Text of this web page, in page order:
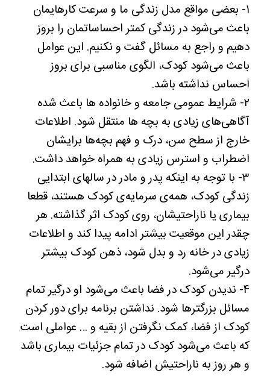
۱- بعضی مواقع مدل زندگی ما و سرعت کارهایمان
باعث می‌شود در زندگی کمتر احساساتمان را بروز
دهیم و راجع به مسائل گفت و نکنیم. این عوامل
باعث می‌شود کودک، الگوی مناسبی برای بروز
احساس نداشته باشد.
۲- شرایط عمومی جامعه و خانواده ها باعث شده
آگاهی‌های زیادی به بچه ها منتقل شود. اطلاعات
خارج از سطح سن، درک و فهم بچه‌ها برایشان
اضطراب و استرس زیادی به همراه خواهد داشت.
۳- با توجه به اینکه پدر و مادر در سالهای ابتدایی
زندگی کودک، همه‌ی سرمایه‌ی کودک هستند، قطعا
بیماری یا ناراحتیشان، روی کودک اثر گذاشته. هر
چقدر این موقعیت بیشتر ادامه پیدا کند و اطلاعات
زیادی در خانه رد و بدل شود، ذهن کودک بیشتر
درگیر می‌شود.
۴- ندیدن کودک در فضا باعث می‌شود او درگیر تمام
مسائل بزرگترها شود. نداشتن برنامه برای دور کردن
کودک از فضا، کمک نگرفتن از بقیه و … عواملی است
که باعث می‌شود کودک در تمام جزئیات بیماری باشد
و هر روز به ناراحتیش اضافه شود.